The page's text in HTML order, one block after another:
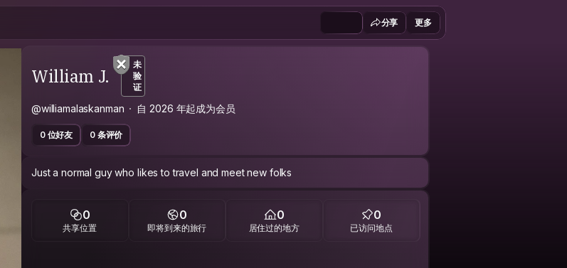
分享 更多
William J.
未
验
证
@williamalaskanman 自 2026 年起成为会员
0 位好友 0 条评价
Just a normal guy who likes to travel and meet new folks
0
共享位置
0
即将到来的旅行
0
居住过的地方
0
已访问地点